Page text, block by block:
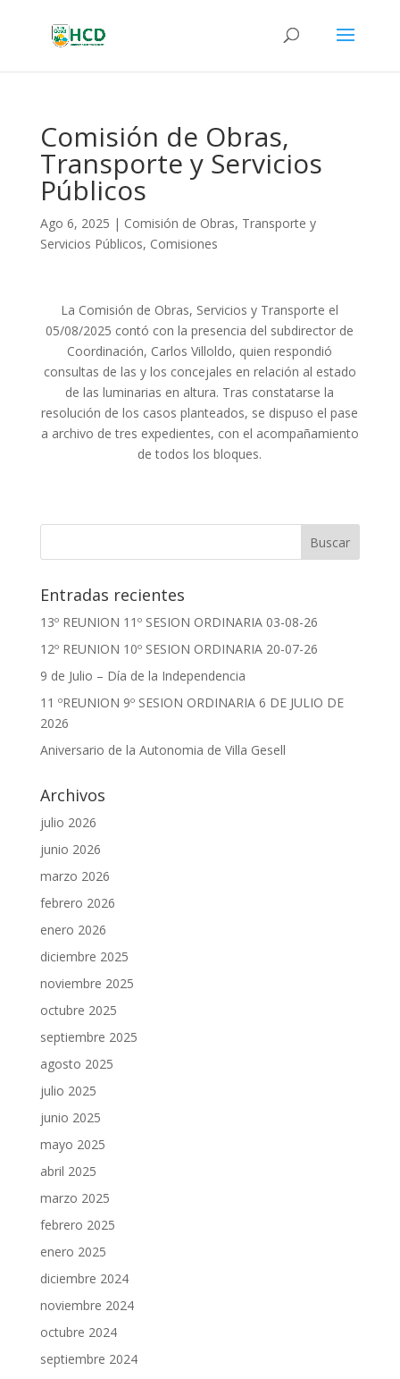
Comisión de Obras,
Transporte y Servicios
Públicos
Ago 6, 2025 | Comisión de Obras, Transporte y
Servicios Públicos, Comisiones
La Comisión de Obras, Servicios y Transporte el
05/08/2025 contó con la presencia del subdirector de
Coordinación, Carlos Villoldo, quien respondió
consultas de las y los concejales en relación al estado
de las luminarias en altura. Tras constatarse la
resolución de los casos planteados, se dispuso el pase
a archivo de tres expedientes, con el acompañamiento
de todos los bloques.
Entradas recientes
13º REUNION 11º SESION ORDINARIA 03-08-26
12º REUNION 10º SESION ORDINARIA 20-07-26
9 de Julio – Día de la Independencia
11 ºREUNION 9º SESION ORDINARIA 6 DE JULIO DE
2026
Aniversario de la Autonomia de Villa Gesell
Archivos
julio 2026
junio 2026
marzo 2026
febrero 2026
enero 2026
diciembre 2025
noviembre 2025
octubre 2025
septiembre 2025
agosto 2025
julio 2025
junio 2025
mayo 2025
abril 2025
marzo 2025
febrero 2025
enero 2025
diciembre 2024
noviembre 2024
octubre 2024
septiembre 2024